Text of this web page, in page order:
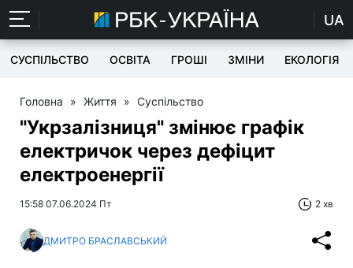
UA
СУСПІЛЬСТВО ОСВІТА ГРОШІ ЗМІНИ ЕКОЛОГІЯ
Головна » Життя » Суспільство
"Укрзалізниця" змінює графік
електричок через дефіцит
електроенергії
15:58 07.06.2024 Пт 2 хв
ДМИТРО БРАСЛАВСЬКИЙ